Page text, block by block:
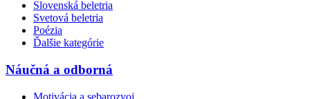
Slovenská beletria
Svetová beletria
Poézia
Ďalšie kategórie
Náučná a odborná
Motivácia a sebarozvoj